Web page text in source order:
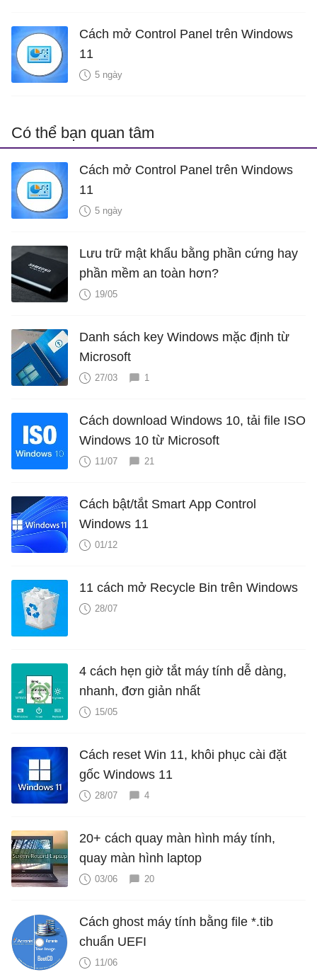
Cách mở Control Panel trên Windows
11
5 ngày
Có thể bạn quan tâm
Cách mở Control Panel trên Windows
11
5 ngày
Lưu trữ mật khẩu bằng phần cứng hay
phần mềm an toàn hơn?
19/05
Danh sách key Windows mặc định từ
Microsoft
27/03 1
Cách download Windows 10, tải file ISO
Windows 10 từ Microsoft
11/07 21
Cách bật/tắt Smart App Control
Windows 11
01/12
11 cách mở Recycle Bin trên Windows
28/07
4 cách hẹn giờ tắt máy tính dễ dàng,
nhanh, đơn giản nhất
15/05
Cách reset Win 11, khôi phục cài đặt
gốc Windows 11
28/07 4
20+ cách quay màn hình máy tính,
quay màn hình laptop
03/06 20
Cách ghost máy tính bằng file *.tib
chuẩn UEFI
11/06